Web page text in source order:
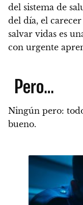
del sistema de
del día, el
salvar vidas es
con urgente
Pero…
Ningún pero:
bueno.